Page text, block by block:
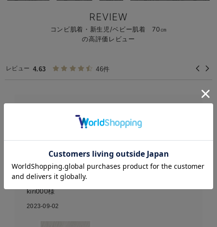
お気に入り商品を確認する
REVIEW
コンビ肌着・新生児/ベビー肌着 70㎝
の高評価レビュー
レビュー 4.63 46件
女の子らしい肌着で、肌着のままで居てもとても可愛いで
す。肌着もおしゃれだと見てい...
kiri000様
2023-09-02